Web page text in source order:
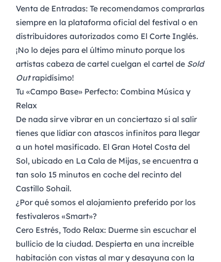
Venta de Entradas: Te recomendamos comprarlas
siempre en la plataforma oficial del festival o en
distribuidores autorizados como El Corte Inglés.
¡No lo dejes para el último minuto porque los
artistas cabeza de cartel cuelgan el cartel de Sold
Outrapidísimo!
Tu «Campo Base» Perfecto: Combina Música y
Relax
De nada sirve vibrar en un conciertazo si al salir
tienes que lidiar con atascos infinitos para llegar
a un hotel masificado. El Gran Hotel Costa del
Sol, ubicado en La Cala de Mijas, se encuentra a
tan solo 15 minutos en coche del recinto del
Castillo Sohail.
¿Por qué somos el alojamiento preferido por los
festivaleros «Smart»?
Cero Estrés, Todo Relax: Duerme sin escuchar el
bullicio de la ciudad. Despierta en una increíble
habitación con vistas al mar y desayuna con la